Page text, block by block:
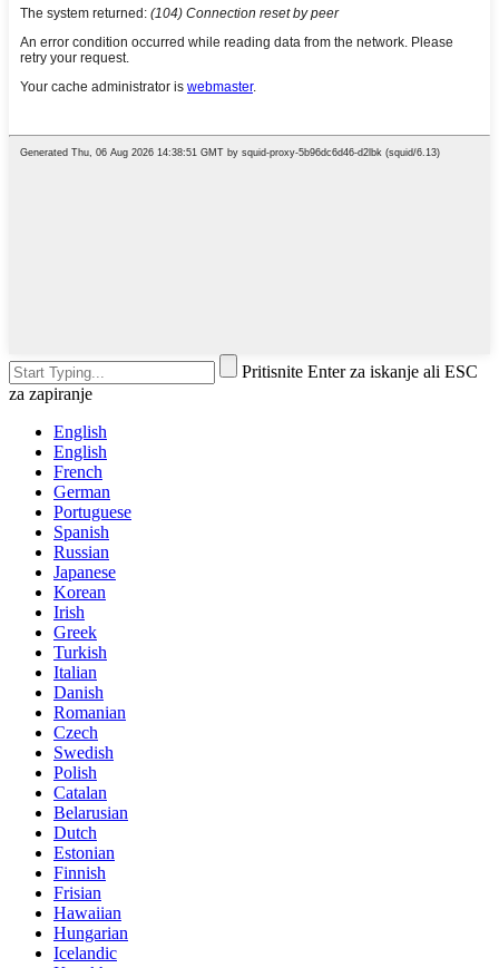
Pritisnite Enter za iskanje ali ESC
za zapiranje
English
English
French
German
Portuguese
Spanish
Russian
Japanese
Korean
Irish
Greek
Turkish
Italian
Danish
Romanian
Czech
Swedish
Polish
Catalan
Belarusian
Dutch
Estonian
Finnish
Frisian
Hawaiian
Hungarian
Icelandic